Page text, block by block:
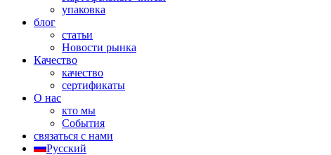
упаковка
блог
статьи
Новости рынка
Качество
качество
сертификаты
О нас
кто мы
События
связаться с нами
Русский